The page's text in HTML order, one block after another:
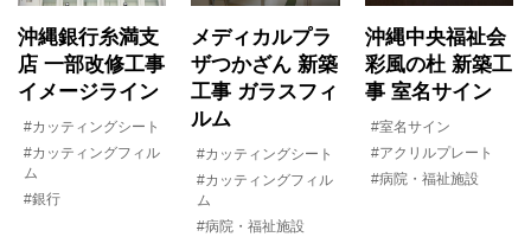
沖縄銀行糸満支
店 一部改修工事
イメージライン
#カッティングシート
#カッティングフィル
ム
#銀行
メディカルプラ
ザつかざん 新築
工事 ガラスフィ
ルム
#カッティングシート
#カッティングフィル
ム
#病院・福祉施設
沖縄中央福祉会
彩風の杜 新築工
事 室名サイン
#室名サイン
#アクリルプレート
#病院・福祉施設